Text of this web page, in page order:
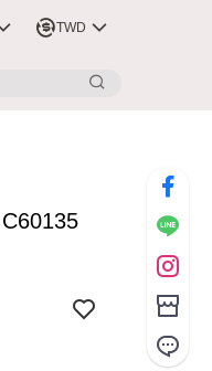
TWD